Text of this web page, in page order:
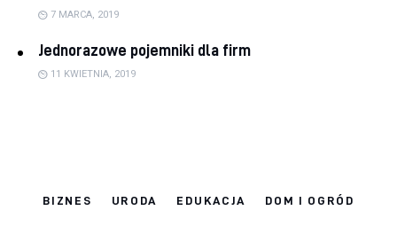
7 MARCA, 2019
Jednorazowe pojemniki dla firm
11 KWIETNIA, 2019
BIZNES URODA EDUKACJA DOM I OGRÓD